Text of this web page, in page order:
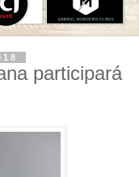
participará